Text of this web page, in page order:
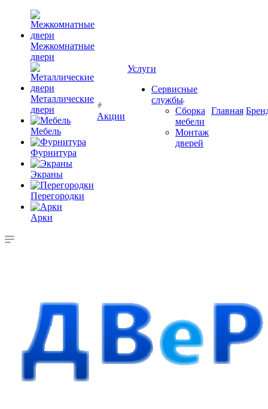
Межкомнатные
двери
Металлические
двери
Мебель
Фурнитура
Экраны
Перегородки
Арки
Акции
Услуги
Сервисные
службы
Сборка
мебели
Монтаж
дверей
Главная